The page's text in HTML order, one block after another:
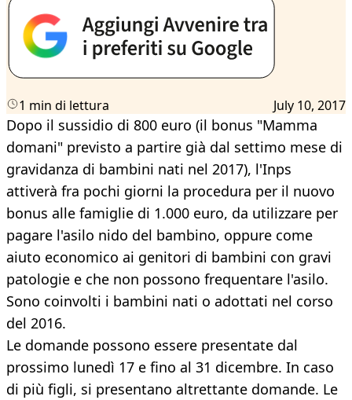
1 min di lettura July 10, 2017
Dopo il sussidio di 800 euro (il bonus "Mamma
domani" previsto a partire già dal settimo mese di
gravidanza di bambini nati nel 2017), l'Inps
attiverà fra pochi giorni la procedura per il nuovo
bonus alle famiglie di 1.000 euro, da utilizzare per
pagare l'asilo nido del bambino, oppure come
aiuto economico ai genitori di bambini con gravi
patologie e che non possono frequentare l'asilo.
Sono coinvolti i bambini nati o adottati nel corso
del 2016.
Le domande possono essere presentate dal
prossimo lunedì 17 e fino al 31 dicembre. In caso
di più figli, si presentano altrettante domande. Le